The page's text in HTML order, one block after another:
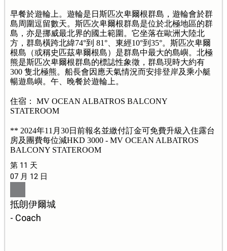
早餐於遊輪上。遊輪是日斯匹次卑爾根群島，遊輪會於群
島周圍逗留數天。斯匹次卑爾根群島是位於北極地區的群
島，亦是挪威最北界的國土範圍。它坐落在歐洲大陸北
方，群島橫跨北緯74°到 81°、東經10°到35°。斯匹次卑爾
根島（或稱史匹茲卑爾根島）是群島中最大的島嶼。北極
熊是斯匹次卑爾根群島的標誌性象徵，群島現時大約有
300 隻北極熊。船長會因應天氣情況而安排登岸及乘小艇
暢遊島嶼。午、晚餐於遊輪上。
住宿： MV OCEAN ALBATROS BALCONY
STATEROOM
** 2024年11月30日前報名並繳付訂金可免費升級入住露台
房及團費每位減HKD 3000 - MV OCEAN ALBATROS
BALCONY STATEROOM
第 11 天
07 月 12 日
抵朗伊爾城
- Coach